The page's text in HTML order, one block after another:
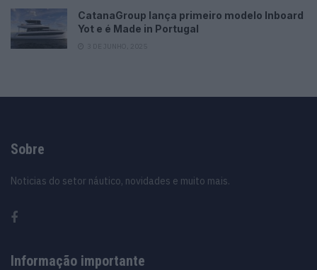
CatanaGroup lança primeiro modelo Inboard
Yot e é Made in Portugal
Sobre
Noticias do setor náutico, novidades e muito mais.
Informação importante